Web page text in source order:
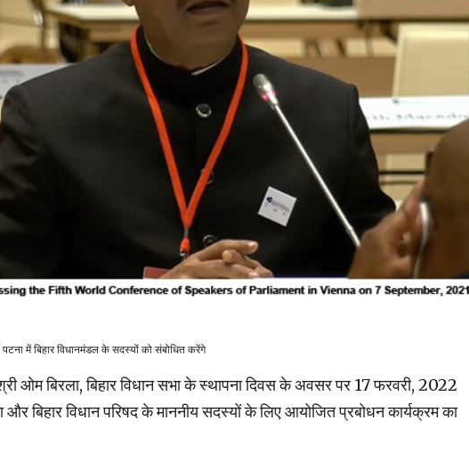
में बिहार विधानमंडल के सदस्यों को संबोधित करेंगे
ओम बिरला, बिहार विधान सभा के स्थापना दिवस के अवसर पर 17 फरवरी, 2022
और बिहार विधान परिषद के माननीय सदस्यों के लिए आयोजित प्रबोधन कार्यक्रम का